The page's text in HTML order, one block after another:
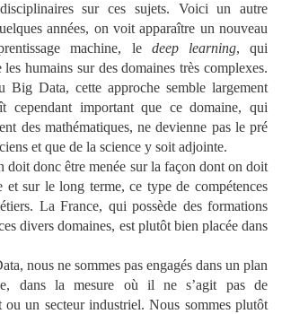
sur ces sujets. Voici un autre
années, on voit apparaître un nouveau
machine, le deep learning, qui
les humains sur des domaines très complexes.
Big Data, cette approche semble largement
cependant important que ce domaine, qui
des mathématiques, ne devienne pas le pré
et que de la science y soit adjointe.
doit donc être menée sur la façon dont on doit
et sur le long terme, ce type de compétences
La France, qui possède des formations
divers domaines, est plutôt bien placée dans
nous ne sommes pas engagés dans un plan
dans la mesure où il ne s’agit pas de
ou un secteur industriel. Nous sommes plutôt